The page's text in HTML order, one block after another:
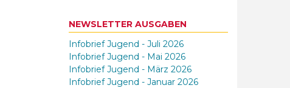
NEWSLETTER AUSGABEN
Infobrief Jugend - Juli 2026
Infobrief Jugend - Mai 2026
Infobrief Jugend - März 2026
Infobrief Jugend - Januar 2026